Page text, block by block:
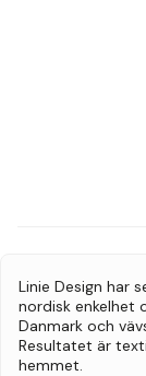
Linie Design har
nordisk enkelhet
Danmark och
Resultatet är
hemmet.